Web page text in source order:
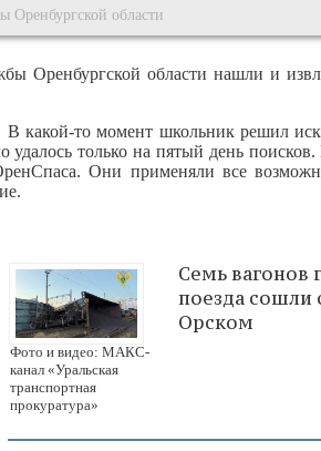
Оренбургской области
Оренбургской области нашли и
какой-то момент школьник решил
только на пятый день поисков.
Они применяли все
Фото и видео: МАКС-
канал «Уральская
транспортная
прокуратура»
Семь вагонов
поезда сошли
Орском